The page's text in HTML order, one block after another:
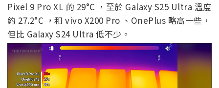
Pixel 9 Pro XL 的 29°C ，至於 Galaxy S25 Ultra 溫度
約 27.2°C ，和 vivo X200 Pro 、OnePlus 略高一些，
但比 Galaxy S24 Ultra 低不少。